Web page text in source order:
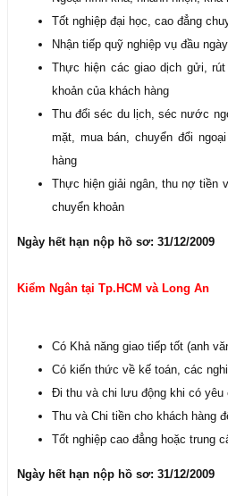
Tốt nghiệp đại học, cao đẳng
Nhận tiếp quỹ nghiệp vụ đầu
Thực hiện các giao dịch gửi,
khoản của khách hàng
Thu đổi séc du lịch, séc nước
mặt, mua bán, chuyển đổi
hàng
Thực hiện giải ngân, thu nợ tiền
chuyển khoản
Ngày hết hạn nộp hồ sơ: 31/12/2009
Kiểm Ngân tại Tp.HCM và Long An
Có Khả năng giao tiếp tốt (anh
Có kiến thức về kế toán, các
Đi thu và chi lưu động khi có yêu
Thu và Chi tiền cho khách hàng
Tốt nghiệp cao đẳng hoặc trung
Ngày hết hạn nộp hồ sơ: 31/12/2009